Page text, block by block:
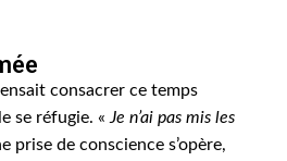
consacrer ce temps
se réfugie. « Je n’ai pas mis les
prise de conscience s’opère,